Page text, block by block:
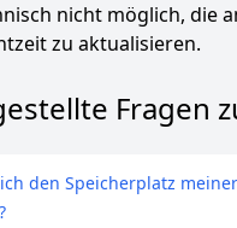
nicht möglich, die
zu aktualisieren.
Fragen
den Speicherplatz